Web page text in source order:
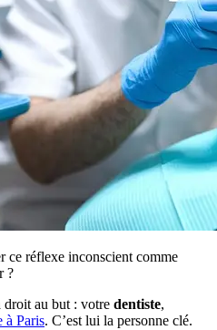
ce réflexe inconscient comme
?
droit au but : votre dentiste,
à Paris. C’est lui la personne clé.